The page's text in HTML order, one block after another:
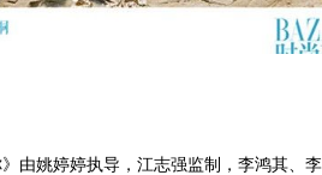
由姚婷婷执导，江志强监制，李鸿其、李